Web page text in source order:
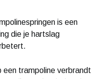
is een
die je hartslag
een trampoline verbrandt